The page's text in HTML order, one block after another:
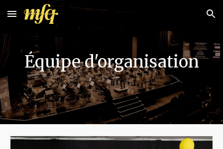
Skip to main content Skip to navigation
Équipe d'organisation